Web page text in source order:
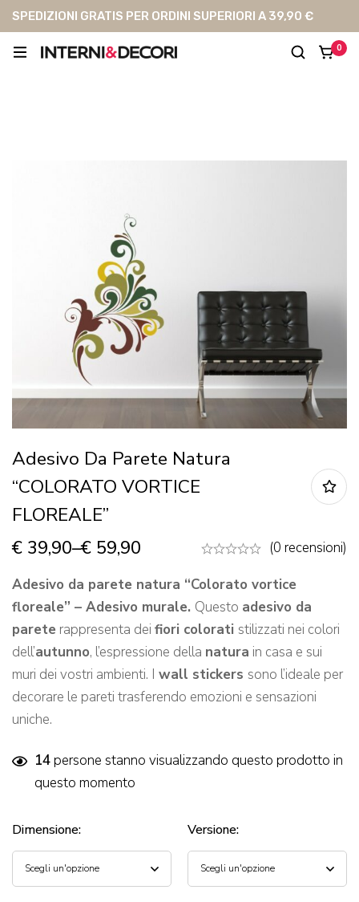
SPEDIZIONI GRATIS PER ORDINI SUPERIORI A 39,90 €
0
Adesivo Da Parete Natura
“COLORATO VORTICE
FLOREALE”
€ 39,90–€ 59,90
(0 recensioni)
Adesivo da parete natura “Colorato vortice
floreale” – Adesivo murale. Questo adesivo da
parete rappresenta dei fiori colorati stilizzati nei colori
dell’autunno, l’espressione della natura in casa e sui
muri dei vostri ambienti. I wall stickers sono l’ideale per
decorare le pareti trasferendo emozioni e sensazioni
uniche.
14persone stanno visualizzando questo prodotto in
questo momento
Dimensione: Versione: